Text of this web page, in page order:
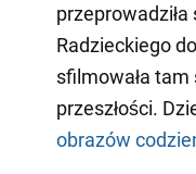
Radzieckiego
sfilmowała
przeszłości.
obrazów